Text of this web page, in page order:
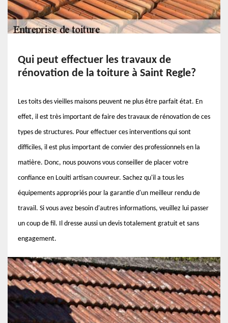
Qui peut effectuer les travaux de
rénovation de la toiture à Saint Regle?
Les toits des vieilles maisons peuvent ne plus être parfait état. En
effet, il est très important de faire des travaux de rénovation de ces
types de structures. Pour effectuer ces interventions qui sont
difficiles, il est plus important de convier des professionnels en la
matière. Donc, nous pouvons vous conseiller de placer votre
confiance en Louiti artisan couvreur. Sachez qu'il a tous les
équipements appropriés pour la garantie d'un meilleur rendu de
travail. Si vous avez besoin d'autres informations, veuillez lui passer
un coup de fil. Il dresse aussi un devis totalement gratuit et sans
engagement.